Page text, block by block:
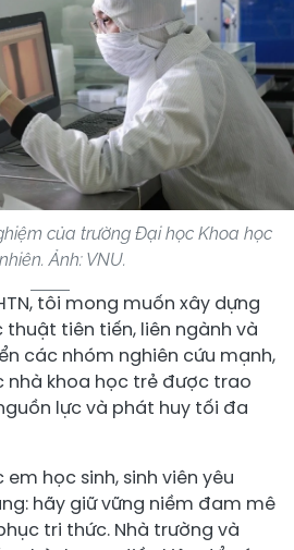
của trường Đại học Khoa học
Ảnh: VNU.
tôi mong muốn xây dựng
tiên tiến, liên ngành và
các nhóm nghiên cứu mạnh,
nhà khoa học trẻ được trao
lực và phát huy tối đa
học sinh, sinh viên yêu
hãy giữ vững niềm đam mê
tri thức. Nhà trường và